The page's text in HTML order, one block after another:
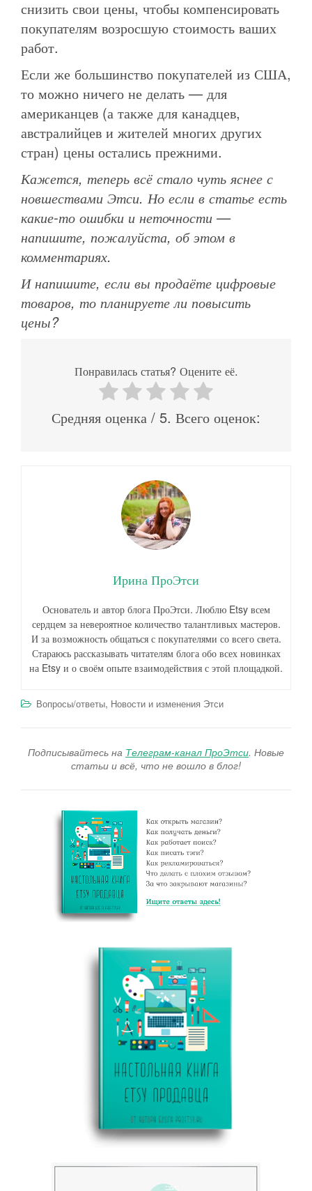
снизить свои цены, чтобы компенсировать
покупателям возросшую стоимость ваших
работ.
Если же большинство покупателей из США,
то можно ничего не делать — для
американцев (а также для канадцев,
австралийцев и жителей многих других
стран) цены остались прежними.
Кажется, теперь всё стало чуть яснее с
новшествами Этси. Но если в статье есть
какие-то ошибки и неточности —
напишите, пожалуйста, об этом в
комментариях.
И напишите, если вы продаёте цифровые
товаров, то планируете ли повысить
цены?
Понравилась статья? Оцените её.
Средняя оценка / 5. Всего оценок:
Ирина ПроЭтси
Основатель и автор блога ПроЭтси. Люблю Etsy всем
сердцем за невероятное количество талантливых мастеров.
И за возможность общаться с покупателями со всего света.
Стараюсь рассказывать читателям блога обо всех новинках
на Etsy и о своём опыте взаимодействия с этой площадкой.
Вопросы/ответы, Новости и изменения Этси
Подписывайтесь на Телеграм-канал ПроЭтси. Новые
статьи и всё, что не вошло в блог!